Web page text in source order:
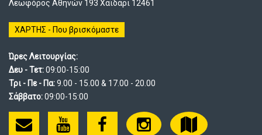
Λεωφόρος Αθηνών 193 Χαϊδάρι 12461
ΧΑΡΤΗΣ - Που βρισκόμαστε
Ώρες Λειτουργίας:
Δευ - Τετ:09:00-15:00
Τρι - Πε - Πα:9.00 - 15.00 & 17.00 - 20.00
Σάββατο:09:00-15:00